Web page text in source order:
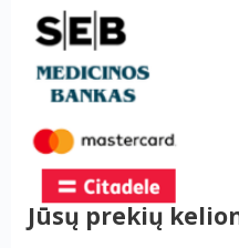
Jūsų prekių